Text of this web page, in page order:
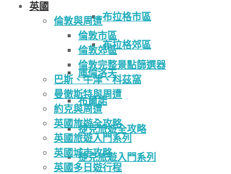
布拉格市區
布拉格郊區
庫倫洛夫
布爾諾
捷克旅遊全攻略
捷克旅遊入門系列
英國
倫敦與周遭
倫敦市區
倫敦郊區
倫敦完整景點篩選器
巴斯、牛津、科茲窩
曼徹斯特與周遭
約克與周遭
英國旅遊全攻略
英國旅遊入門系列
英國城市攻略
英國多日遊行程